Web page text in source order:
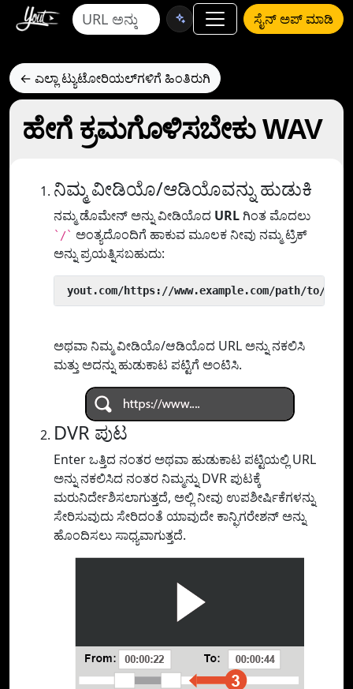
ಸೈನ್ ಅಪ್ ಮಾಡಿ
← ಎಲ್ಲಾ ಟ್ಯುಟೋರಿಯಲ್‌ಗಳಿಗೆ ಹಿಂತಿರುಗಿ
ಹೇಗೆ ಕ್ರಮಗೊಳಿಸಬೇಕು WAV
ನಿಮ್ಮ ವೀಡಿಯೊ/ಆಡಿಯೊವನ್ನು ಹುಡುಕಿ
ನಮ್ಮ ಡೊಮೇನ್ ಅನ್ನು ವೀಡಿಯೊದ URL ಗಿಂತ ಮೊದಲು
`/` ಅಂತ್ಯದೊಂದಿಗೆ ಹಾಕುವ ಮೂಲಕ ನೀವು ನಮ್ಮ ಟ್ರಿಕ್
ಅನ್ನು ಪ್ರಯತ್ನಿಸಬಹುದು:
yout.com/https://www.example.com/path/to/
ಅಥವಾ ನಿಮ್ಮ ವೀಡಿಯೊ/ಆಡಿಯೊದ URL ಅನ್ನು ನಕಲಿಸಿ
ಮತ್ತು ಅದನ್ನು ಹುಡುಕಾಟ ಪಟ್ಟಿಗೆ ಅಂಟಿಸಿ.
DVR ಪುಟ
Enter ಒತ್ತಿದ ನಂತರ ಅಥವಾ ಹುಡುಕಾಟ ಪಟ್ಟಿಯಲ್ಲಿ URL
ಅನ್ನು ನಕಲಿಸಿದ ನಂತರ ನಿಮ್ಮನ್ನು DVR ಪುಟಕ್ಕೆ
ಮರುನಿರ್ದೇಶಿಸಲಾಗುತ್ತದೆ, ಅಲ್ಲಿ ನೀವು ಉಪಶೀರ್ಷಿಕೆಗಳನ್ನು
ಸೇರಿಸುವುದು ಸೇರಿದಂತೆ ಯಾವುದೇ ಕಾನ್ಫಿಗರೇಶನ್ ಅನ್ನು
ಹೊಂದಿಸಲು ಸಾಧ್ಯವಾಗುತ್ತದೆ.